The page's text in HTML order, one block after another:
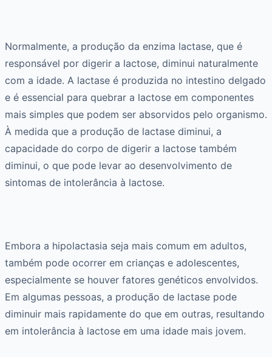
Normalmente, a produção da enzima lactase, que é
responsável por digerir a lactose, diminui naturalmente
com a idade. A lactase é produzida no intestino delgado
e é essencial para quebrar a lactose em componentes
mais simples que podem ser absorvidos pelo organismo.
À medida que a produção de lactase diminui, a
capacidade do corpo de digerir a lactose também
diminui, o que pode levar ao desenvolvimento de
sintomas de intolerância à lactose.
Embora a hipolactasia seja mais comum em adultos,
também pode ocorrer em crianças e adolescentes,
especialmente se houver fatores genéticos envolvidos.
Em algumas pessoas, a produção de lactase pode
diminuir mais rapidamente do que em outras, resultando
em intolerância à lactose em uma idade mais jovem.